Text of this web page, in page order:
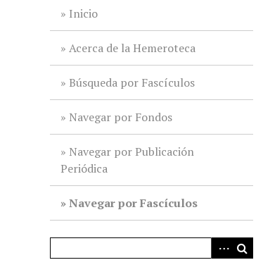
Inicio
Acerca de la Hemeroteca
Búsqueda por Fascículos
Navegar por Fondos
Navegar por Publicación
Periódica
Navegar por Fascículos